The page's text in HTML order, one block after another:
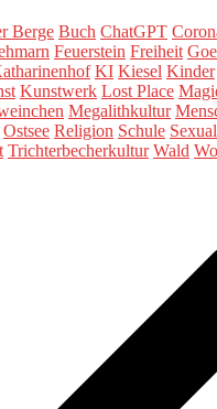
Berge Buch ChatGPT
Feuerstein Freiheit
KI Kiesel Kinder
Kunstwerk Lost Place
Megalithkultur
Ostsee Religion Schule
Trichterbecherkultur Wald